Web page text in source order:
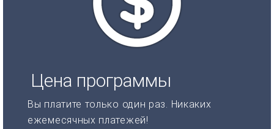
Цена программы
Вы платите только один раз. Никаких
ежемесячных платежей!